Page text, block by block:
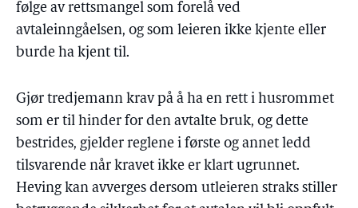
følge av rettsmangel som forelå ved
avtaleinngåelsen, og som leieren ikke kjente eller
burde ha kjent til.
Gjør tredjemann krav på å ha en rett i husrommet
som er til hinder for den avtalte bruk, og dette
bestrides, gjelder reglene i første og annet ledd
tilsvarende når kravet ikke er klart ugrunnet.
Heving kan avverges dersom utleieren straks stiller